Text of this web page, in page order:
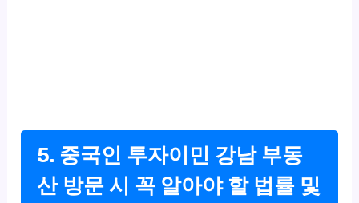
5. 중국인 투자이민 강남 부동
산 방문 시 꼭 알아야 할 법률 및